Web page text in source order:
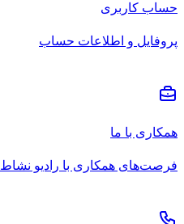
حساب کاربری
پروفایل و اطلاعات حساب
همکاری با ما
فرصت‌های همکاری با رادیو نشاط